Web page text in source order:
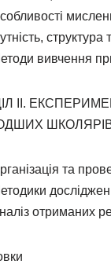
вивчення
II.
та
отриманих